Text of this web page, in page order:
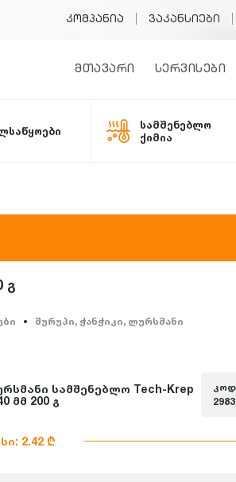
კომპანია ვაკანსიები
მთავარი სერვისები
სამშენებლო
ქიმია
გ
შურუპი, ჭანჭიკი, ლურსმანი
სამშენებლო Tech-Krep
მმ 200 გ
2.42 ₾